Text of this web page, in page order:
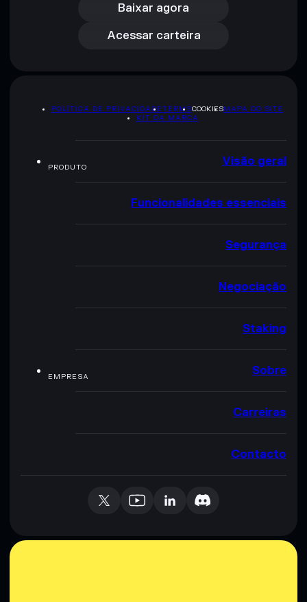
Baixar agora
Acessar carteira
Acessar carteira
POLÍTICA DE PRIVACIDADETERMSCOOKIESMAPA DO SITE
KIT DA MARCA
PRODUTO Visão geral
Funcionalidades essenciais
Segurança
Negociação
Staking
EMPRESA Sobre
Carreiras
Contacto